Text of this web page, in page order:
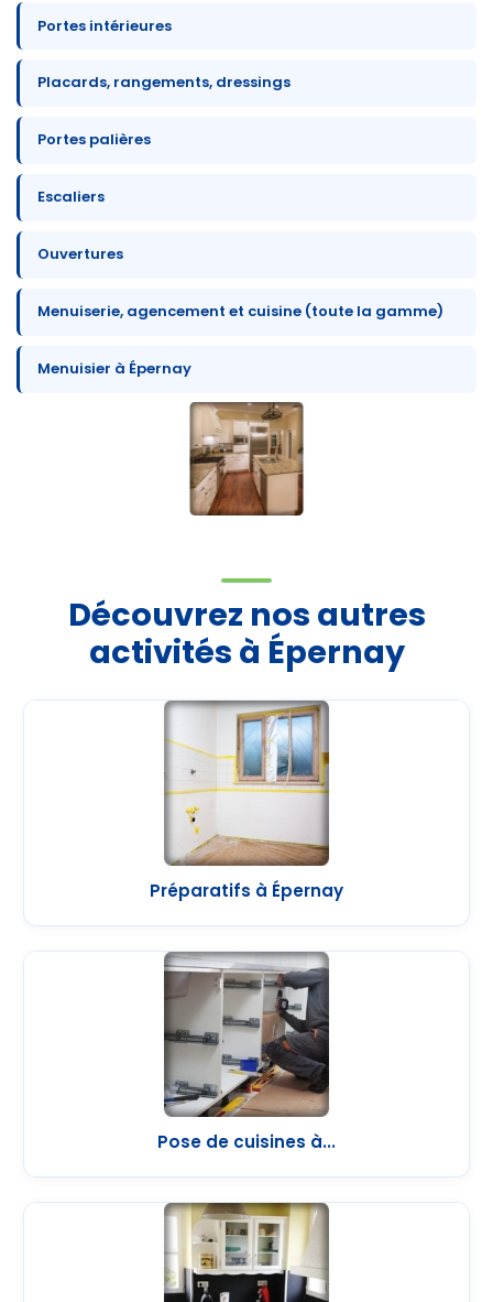
Portes intérieures
Placards, rangements, dressings
Portes palières
Escaliers
Ouvertures
Menuiserie, agencement et cuisine (toute la gamme)
Menuisier à Épernay
Découvrez nos autres
activités à Épernay
Préparatifs à Épernay
Pose de cuisines à...